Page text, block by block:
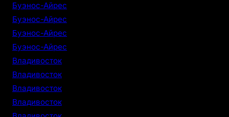
Буэнос-Айрес
Буэнос-Айрес
Буэнос-Айрес
Буэнос-Айрес
Владивосток
Владивосток
Владивосток
Владивосток